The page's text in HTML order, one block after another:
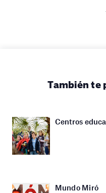
También te
Centros
Mundo Miró